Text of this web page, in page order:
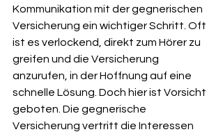
Kommunikation mit der gegnerischen
Versicherung ein wichtiger Schritt. Oft
ist es verlockend, direkt zum Hörer zu
greifen und die Versicherung
anzurufen, in der Hoffnung auf eine
schnelle Lösung. Doch hier ist Vorsicht
geboten. Die gegnerische
Versicherung vertritt die Interessen